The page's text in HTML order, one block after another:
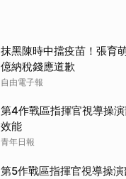
抹黑陳時中擋疫苗！張育
億納稅錢應道歉
自由電子報
第4作戰區指揮官視導操
效能
青年日報
第5作戰區指揮官視導操